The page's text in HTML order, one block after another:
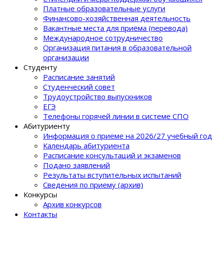
Платные образовательные услуги
Финансово-хозяйственная деятельность
Вакантные места для приёма (перевода)
Международное сотрудничество
Организация питания в образовательной
организации
Студенту
Расписание занятий
Студенческий совет
Трудоустройство выпускников
ЕГЭ
Телефоны горячей линии в системе СПО
Абитуриенту
Информация о приеме на 2026/27 учебный год
Календарь абитуриента
Расписание консультаций и экзаменов
Подано заявлений
Результаты вступительных испытаний
Сведения по приему (архив)
Конкурсы
Архив конкурсов
Контакты